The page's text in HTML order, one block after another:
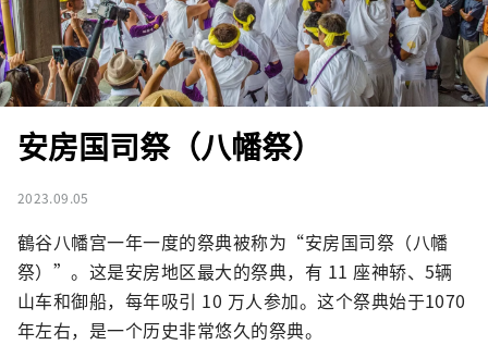
安房国司祭（八幡祭）
2023.09.05
鶴谷八幡宫一年一度的祭典被称为“安房国司祭（八幡
祭）”。这是安房地区最大的祭典，有 11 座神轿、5辆
山车和御船，每年吸引 10 万人参加。这个祭典始于1070
年左右，是一个历史非常悠久的祭典。